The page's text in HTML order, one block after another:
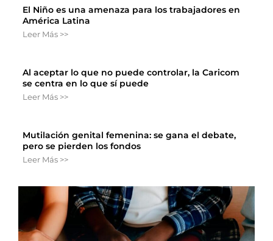
El Niño es una amenaza para los trabajadores en
América Latina
Leer Más >>
Al aceptar lo que no puede controlar, la Caricom
se centra en lo que sí puede
Leer Más >>
Mutilación genital femenina: se gana el debate,
pero se pierden los fondos
Leer Más >>